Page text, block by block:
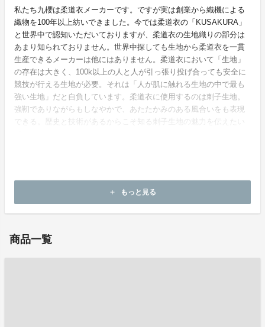
私たち九櫻は柔道衣メーカーです。ですが実は創業から織機による
織物を100年以上紡いできました。今では柔道衣の「KUSAKURA」
と世界中で認知いただいておりますが、柔道衣の生地織りの部分は
あまり知られておりません。世界中探しても生地から柔道衣を一貫
生産できるメーカーは他にはありません。柔道衣において「生地」
の存在は大きく、100k以上の人と人が引っ張り投げ合っても安全に
競技が行える生地が必要。それは「人が肌に触れる生地の中で最も
強い生地」だと自負しています。柔道衣に使用するのは刺子生地。
強靭でありながらもしなやかで、あたたかみのある風合いをも表現
できる。歴史と技術があるからこそ知る刺子生地の魅力を伝えたい
add もっと見る
商品一覧